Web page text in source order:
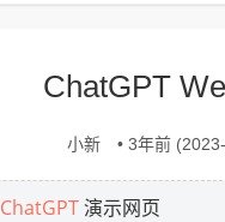
ChatGPT
小新 • 3年前
ChatGPT 演示网页